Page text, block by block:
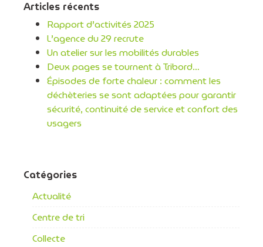
Articles récents
Rapport d’activités 2025
L’agence du 29 recrute
Un atelier sur les mobilités durables
Deux pages se tournent à Tribord…
Épisodes de forte chaleur : comment les
déchèteries se sont adaptées pour garantir
sécurité, continuité de service et confort des
usagers
Catégories
Actualité
Centre de tri
Collecte